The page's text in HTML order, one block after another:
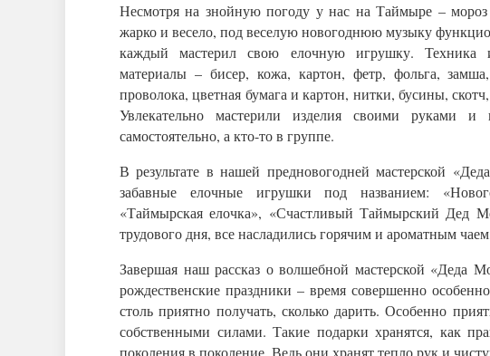
Несмотря на знойную погоду у нас на Таймыре –
жарко и весело, под веселую новогоднюю музыку
каждый мастерил свою елочную игрушку. Техника
материалы – бисер, кожа, картон, фетр, фольга,
проволока, цветная бумага и картон, нитки, бусины,
Увлекательно мастерили изделия своими руками
самостоятельно, а кто-то в группе.
В результате в нашей предновогодней мастерской
забавные елочные игрушки под названием:
«Таймырская елочка», «Счастливый Таймырский Дед
трудового дня, все насладились горячим и ароматным
Завершая наш рассказ о волшебной мастерской «Деда
рождественские праздники – время совершенно
столь приятно получать, сколько дарить. Особенно
собственными силами. Такие подарки хранятся, как
поколения в поколение. Ведь они хранят тепло рук и